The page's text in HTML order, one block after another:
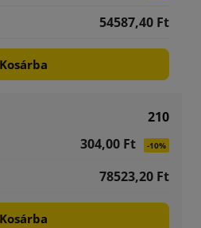
54587,40 Ft
Kosárba
210
304,00 Ft
-10%
78523,20 Ft
Kosárba